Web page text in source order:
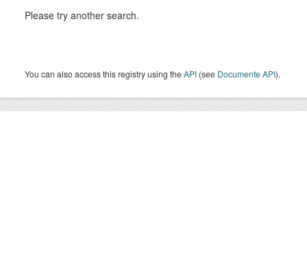
Please try another search.
You can also access this registry using theAPI (see Documente API).